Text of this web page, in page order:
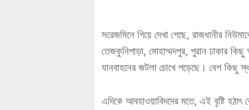
সরেজমিনে গিয়ে দেখা গেছে, রাজধানীর
তেজকুনিপাড়া, মোহাম্মদপুর, পুরান ঢাকার
যানবাহনের জটলা চোখে পড়েছে। বেশ কিছু
এদিকে আবহাওয়াবিদদের মতে, এই বৃষ্টি